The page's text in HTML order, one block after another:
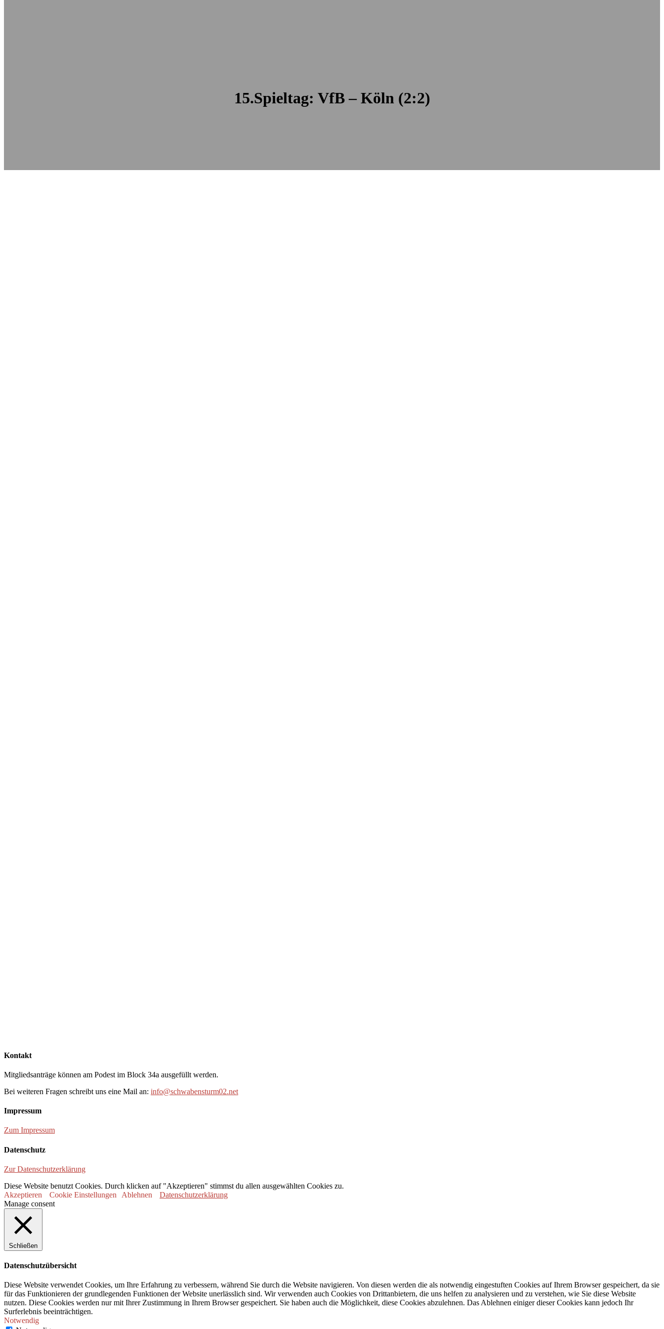
15.Spieltag: VfB – Köln (2:2)
Kontakt
Mitgliedsanträge können am Podest im Block 34a ausgefüllt werden.
Bei weiteren Fragen schreibt uns eine Mail an: info@schwabensturm02.net
Impressum
Zum Impressum
Datenschutz
Zur Datenschutzerklärung
Diese Website benutzt Cookies. Durch klicken auf "Akzeptieren" stimmst du allen ausgewählten Cookies zu.
Akzeptieren
Cookie Einstellungen Ablehnen
Datenschutzerklärung
Manage consent
Schließen
Datenschutzübersicht
Diese Website verwendet Cookies, um Ihre Erfahrung zu verbessern, während Sie durch die Website navigieren. Von diesen werden die als notwendig eingestuften Cookies auf Ihrem Browser gespeichert, da sie
für das Funktionieren der grundlegenden Funktionen der Website unerlässlich sind. Wir verwenden auch Cookies von Drittanbietern, die uns helfen zu analysieren und zu verstehen, wie Sie diese Website
nutzen. Diese Cookies werden nur mit Ihrer Zustimmung in Ihrem Browser gespeichert. Sie haben auch die Möglichkeit, diese Cookies abzulehnen. Das Ablehnen einiger dieser Cookies kann jedoch Ihr
Surferlebnis beeinträchtigen.
Notwendig